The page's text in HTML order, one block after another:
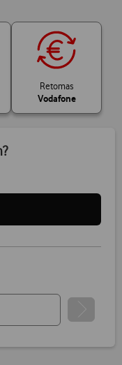
Retomas
Vodafone